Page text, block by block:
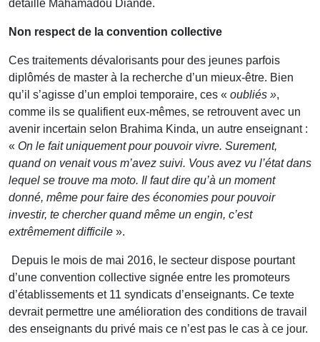
détaille Mahamadou Diandé.
Non respect de la convention collective
Ces traitements dévalorisants pour des jeunes parfois
diplômés de master à la recherche d’un mieux-être. Bien
qu’il s’agisse d’un emploi temporaire, ces « oubliés »,
comme ils se qualifient eux-mêmes, se retrouvent avec un
avenir incertain selon Brahima Kinda, un autre enseignant :
« On le fait uniquement pour pouvoir vivre. Surement,
quand on venait vous m’avez suivi. Vous avez vu l’état dans
lequel se trouve ma moto. Il faut dire qu’à un moment
donné, même pour faire des économies pour pouvoir
investir, te chercher quand même un engin, c’est
extrêmement difficile ».
Depuis le mois de mai 2016, le secteur dispose pourtant
d’une convention collective signée entre les promoteurs
d’établissements et 11 syndicats d’enseignants. Ce texte
devrait permettre une amélioration des conditions de travail
des enseignants du privé mais ce n’est pas le cas à ce jour.